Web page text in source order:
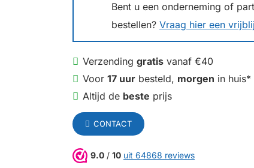
Bent u een onderneming of
bestellen? Vraag hier een
Verzending gratis vanaf €40
Voor 17 uur besteld, morgen in huis*
Altijd de beste prijs
CONTACT
9.0 / 10 uit 64868 reviews